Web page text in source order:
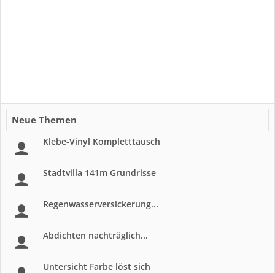
Neue Themen
Klebe-Vinyl Kompletttausch
Stadtvilla 141m Grundrisse
Regenwasserversickerung...
Abdichten nachträglich...
Untersicht Farbe löst sich